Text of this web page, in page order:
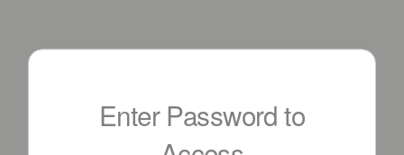
Enter Password to